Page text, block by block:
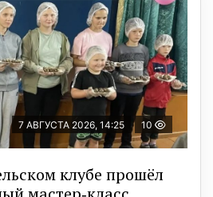
7 АВГУСТА 2026, 14:25 10
клубе прошёл